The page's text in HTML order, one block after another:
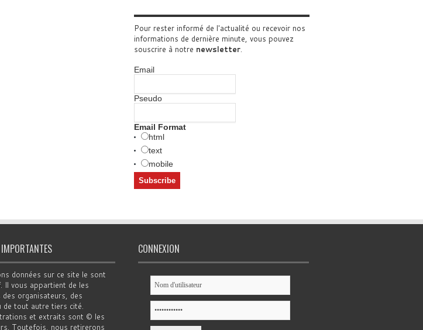
Pour rester informé de l'actualité ou recevoir nos
informations de dernière minute, vous pouvez
souscrire à notre newsletter.
Email
Pseudo
Email Format
html
text
mobile
données sur ce site le sont
Il vous appartient de les
organisateurs, des
de tout autre tiers cité.
et extraits sont © les
Toutefois, nous retirerons
CONNEXION